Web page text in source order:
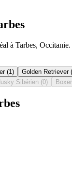
à Tarbes,
(1 ) Golden Retriever (
Sibérien (0) Boxer